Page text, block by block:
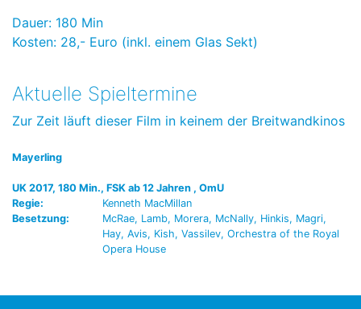
Dauer: 180 Min
Kosten: 28,- Euro (inkl. einem Glas Sekt)
Aktuelle Spieltermine
Zur Zeit läuft dieser Film in keinem der Breitwandkinos
Mayerling
UK 2017, 180 Min., FSK ab 12 Jahren , OmU
Regie:
Kenneth MacMillan
Besetzung:
McRae, Lamb, Morera, McNally, Hinkis, Magri,
Hay, Avis, Kish, Vassilev, Orchestra of the Royal
Opera House